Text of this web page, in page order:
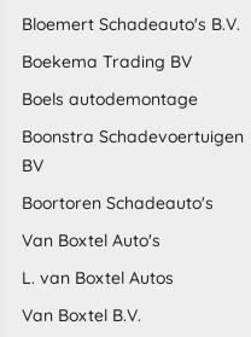
Bloemert Schadeauto's B.V.
Boekema Trading BV
Boels autodemontage
Boonstra Schadevoertuigen
BV
Boortoren Schadeauto's
Van Boxtel Auto's
L. van Boxtel Autos
Van Boxtel B.V.